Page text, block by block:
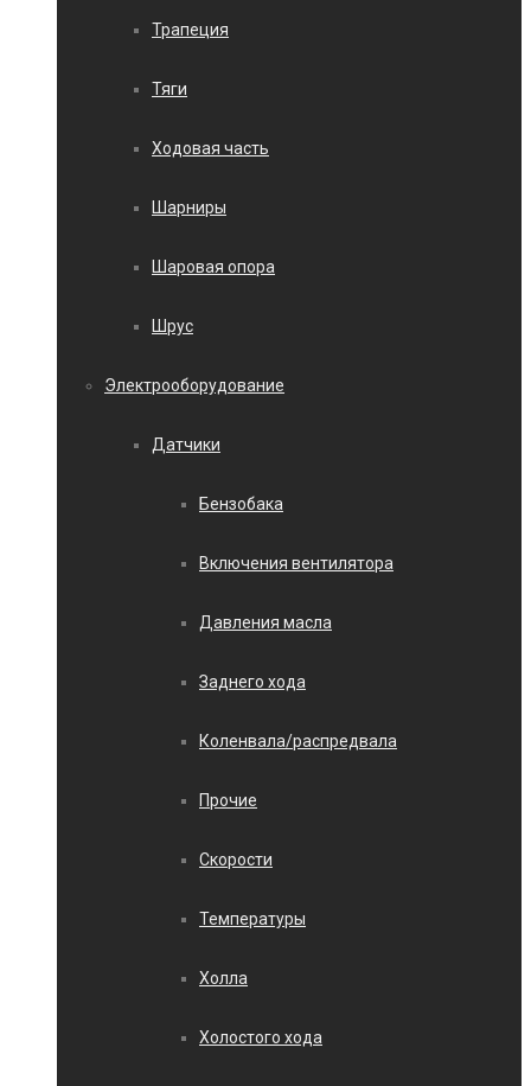
Трапеция
Тяги
Ходовая часть
Шарниры
Шаровая опора
Шрус
Электрооборудование
Датчики
Бензобака
Включения вентилятора
Давления масла
Заднего хода
Коленвала/распредвала
Прочие
Скорости
Температуры
Холла
Холостого хода